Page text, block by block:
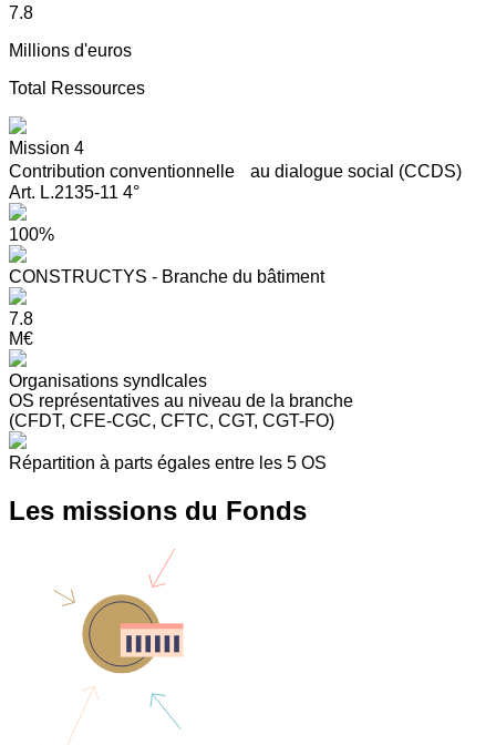
7.8
Millions d'euros
Total Ressources
Mission 4
Contribution conventionnelle au dialogue social (CCDS)
Art. L.2135-11 4°
100%
CONSTRUCTYS - Branche du bâtiment
7.8
M€
Organisations syndIcales
OS représentatives au niveau de la branche
(CFDT, CFE-CGC, CFTC, CGT, CGT-FO)
Répartition à parts égales entre les 5 OS
Les missions du Fonds